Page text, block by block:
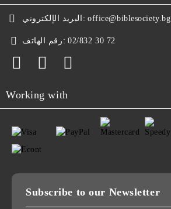
البريد الإلكتروني: office@biblesociety.bg
رقم الهاتف: 02/832 30 72
Working with
Subscribe to our Newsletter